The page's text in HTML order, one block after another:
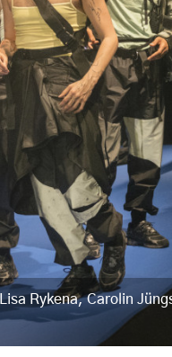
Rykena, Carolin